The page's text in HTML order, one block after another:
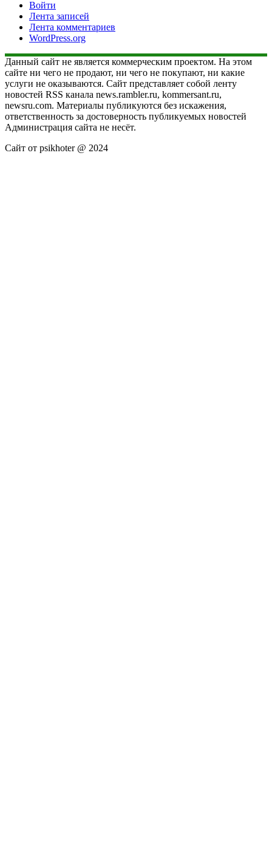
Войти
Лента записей
Лента комментариев
WordPress.org
Данный сайт не является коммерческим проектом. На этом
сайте ни чего не продают, ни чего не покупают, ни какие
услуги не оказываются. Сайт представляет собой ленту
новостей RSS канала news.rambler.ru, kommersant.ru,
newsru.com. Материалы публикуются без искажения,
ответственность за достоверность публикуемых новостей
Администрация сайта не несёт.
Сайт от psikhoter @ 2024